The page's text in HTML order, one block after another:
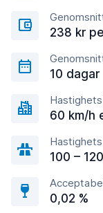
238 kr
10 dagar
60 km/h
100 –
0,02 %